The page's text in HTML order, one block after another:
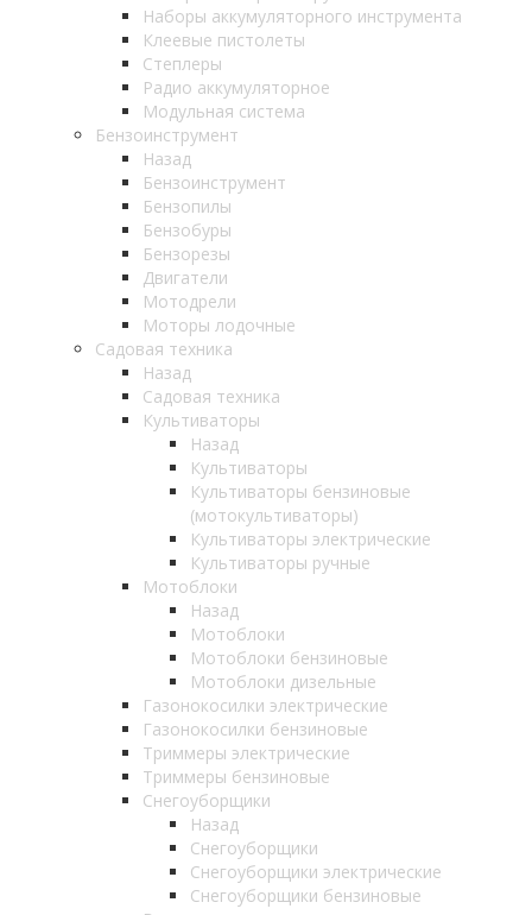
Наборы аккумуляторного инструмента
Клеевые пистолеты
Степлеры
Радио аккумуляторное
Модульная система
Бензоинструмент
Назад
Бензоинструмент
Бензопилы
Бензобуры
Бензорезы
Двигатели
Мотодрели
Моторы лодочные
Садовая техника
Назад
Садовая техника
Культиваторы
Назад
Культиваторы
Культиваторы бензиновые
(мотокультиваторы)
Культиваторы электрические
Культиваторы ручные
Мотоблоки
Назад
Мотоблоки
Мотоблоки бензиновые
Мотоблоки дизельные
Газонокосилки электрические
Газонокосилки бензиновые
Триммеры электрические
Триммеры бензиновые
Снегоуборщики
Назад
Снегоуборщики
Снегоуборщики электрические
Снегоуборщики бензиновые